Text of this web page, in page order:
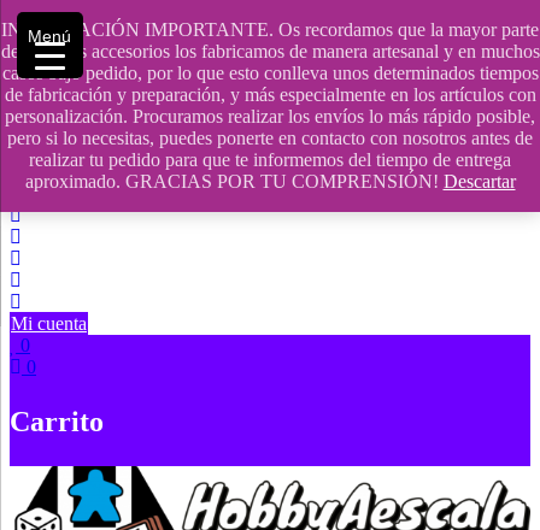
INFORMACIÓN IMPORTANTE. Os recordamos que la mayor parte
de nuestros accesorios los fabricamos de manera artesanal y en muchos
casos bajo pedido, por lo que esto conlleva unos determinados tiempos
de fabricación y preparación, y más especialmente en los artículos con
personalización. Procuramos realizar los envíos lo más rápido posible,
pero si lo necesitas, puedes ponerte en contacto con nosotros antes de
realizar tu pedido para que te informemos del tiempo de entrega
aproximado. GRACIAS POR TU COMPRENSIÓN! Descartar
Saltar
contenido
609241475 SOLO DE 10:00 a 14:00
info@hobbyaescala.com
San Fernando de Henares
10:00 - 14:00
Mi cuenta
0
0
Carrito
Menú